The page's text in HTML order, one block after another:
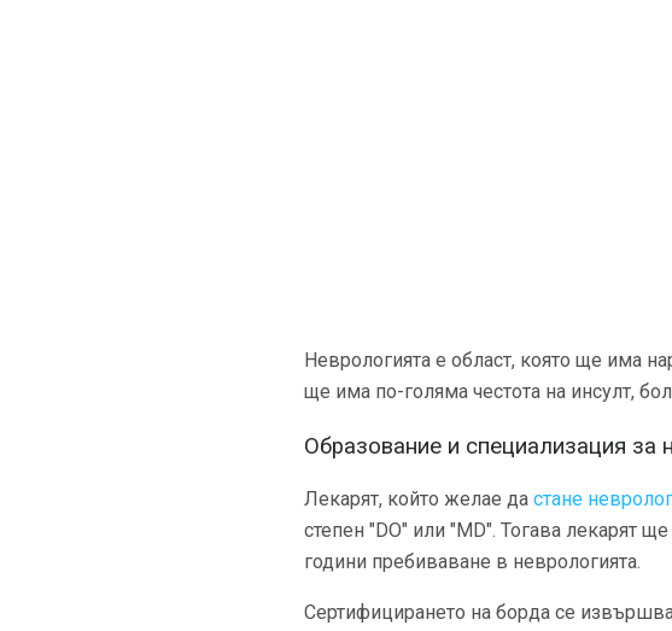
Неврологията е област, която ще има
ще има по-голяма честота на инсулт,
Образование и специализация за
Лекарят, който желае да стане
степен "DO" или "MD". Тогава лекарят
години пребиваване в неврологията.
Сертифицирането на борда се